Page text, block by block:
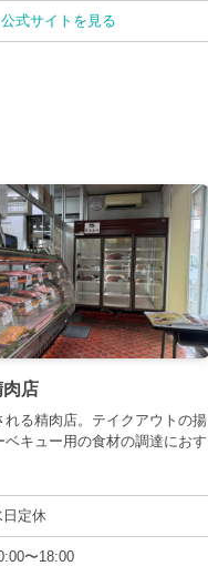
公式サイトを見る
店
れる精肉店。テイクアウトの揚
ベキュー用の食材の調達におす
日定休
〜18:00